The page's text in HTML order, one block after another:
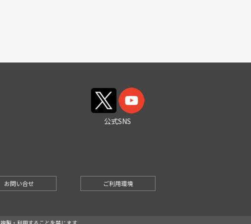
公式SNS
お問い合せ ご利用環境